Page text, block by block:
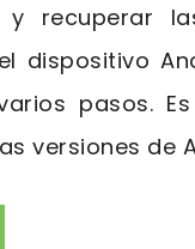
y recuperar
dispositivo
pasos.
versiones de